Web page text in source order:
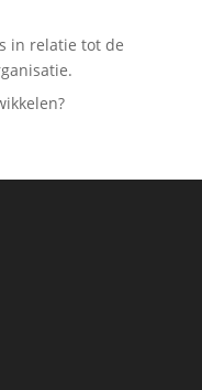
in relatie tot de